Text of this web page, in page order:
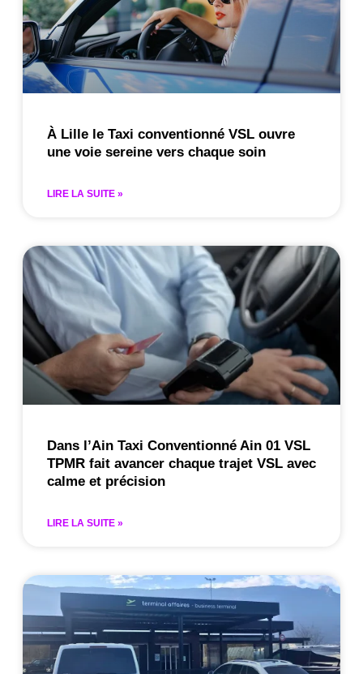
À Lille le Taxi conventionné VSL ouvre
une voie sereine vers chaque soin
LIRE LA SUITE »
Dans l’Ain Taxi Conventionné Ain 01 VSL
TPMR fait avancer chaque trajet VSL avec
calme et précision
LIRE LA SUITE »